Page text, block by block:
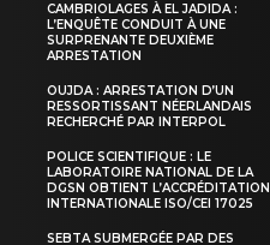
CAMBRIOLAGES À EL JADIDA :
L’ENQUÊTE CONDUIT À UNE
SURPRENANTE DEUXIÈME
ARRESTATION
OUJDA : ARRESTATION D’UN
RESSORTISSANT NÉERLANDAIS
RECHERCHÉ PAR INTERPOL
POLICE SCIENTIFIQUE : LE
LABORATOIRE NATIONAL DE LA
DGSN OBTIENT L’ACCRÉDITATION
INTERNATIONALE ISO/CEI 17025
SEBTA SUBMERGÉE PAR DES